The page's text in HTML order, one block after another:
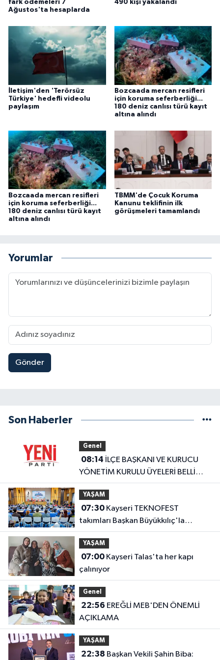
fark ödemeleri 7
Ağustos'ta hesaplarda
490 kişi yakalandı
İletişim'den 'Terörsüz
Türkiye' hedefli videolu
paylaşım
Bozcaada mercan resifleri
için koruma seferberliği...
180 deniz canlısı türü kayıt
altına alındı
Bozcaada mercan resifleri
için koruma seferberliği...
180 deniz canlısı türü kayıt
altına alındı
TBMM'de Çocuk Koruma
Kanunu teklifinin ilk
görüşmeleri tamamlandı
Yorumlar
Gönder
Son Haberler
Genel
08:14
YÖNETİM KURULU ÜYELERİ BELLİ
OLDU
YAŞAM
07:30Kayseri TEKNOFEST
takımları Başkan Büyükkılıç'la
buluştu
YAŞAM
07:00Kayseri Talas'ta her kapı
çalınıyor
Genel
22:56
AÇIKLAMA
YAŞAM
22:38